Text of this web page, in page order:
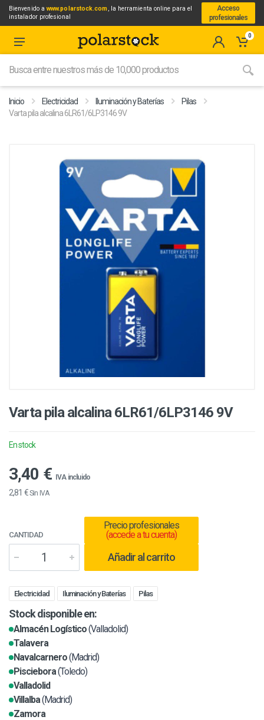
Bienvenido awww.polarstock.com, la herramienta online para el
instalador profesional
Acceso
profesionales
0
Inicio Electricidad Iluminación y Baterías
Pilas
Varta pila alcalina 6LR61/6LP3146 9V
Varta pila alcalina 6LR61/6LP3146 9V
En stock
3,40 € IVA incluido
2,81 €Sin IVA
CANTIDAD
Precio profesionales
(accede a tu cuenta)
Añadir al carrito
Electricidad Iluminación y Baterías Pilas
Stock disponible en:
Almacén Logístico(Valladolid)
Talavera
Navalcarnero(Madrid)
Pisciebora(Toledo)
Valladolid
Villalba(Madrid)
Zamora